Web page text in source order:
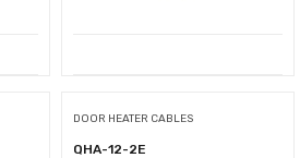
DOOR HEATER CABLES
QHA-12-2E